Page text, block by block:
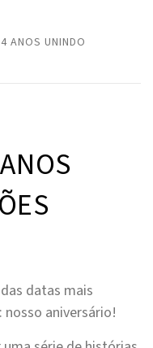
ANOS UNINDO
datas mais
nosso aniversário!